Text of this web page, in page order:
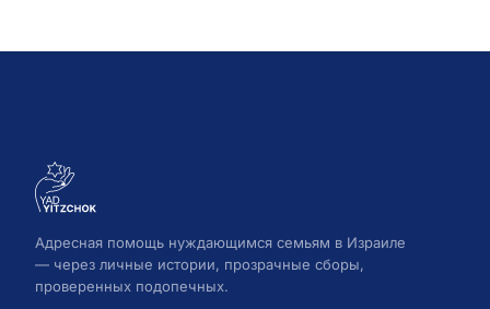
Адресная помощь нуждающимся семьям в Израиле
— через личные истории, прозрачные сборы,
проверенных подопечных.